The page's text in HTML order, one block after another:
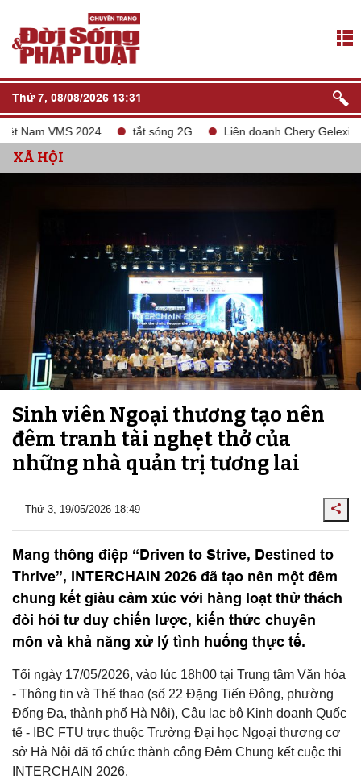
Thứ 7, 08/08/2026 13:31
2024 tắt sóng 2G Liên doanh Chery Geleximco xây
XÃ HỘI
Sinh viên Ngoại thương tạo nên
đêm tranh tài nghẹt thở của
những nhà quản trị tương lai
Thứ 3, 19/05/2026 18:49
Mang thông điệp “Driven to Strive, Destined to
Thrive”, INTERCHAIN 2026 đã tạo nên một đêm
chung kết giàu cảm xúc với hàng loạt thử thách
đòi hỏi tư duy chiến lược, kiến thức chuyên
môn và khả năng xử lý tình huống thực tế.
Tối ngày 17/05/2026, vào lúc 18h00 tại Trung tâm Văn hóa
- Thông tin và Thể thao (số 22 Đặng Tiến Đông, phường
Đống Đa, thành phố Hà Nội), Câu lạc bộ Kinh doanh Quốc
tế - IBC FTU trực thuộc Trường Đại học Ngoại thương cơ
sở Hà Nội đã tổ chức thành công Đêm Chung kết cuộc thi
INTERCHAIN 2026.